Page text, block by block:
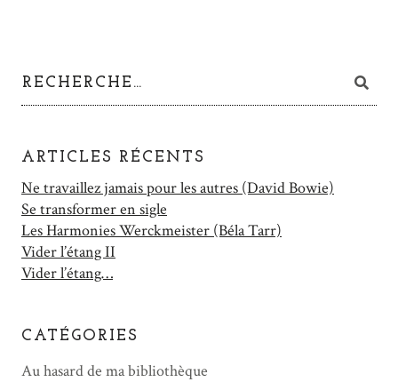
ARTICLES RÉCENTS
Ne travaillez jamais pour les autres (David Bowie)
Se transformer en sigle
Les Harmonies Werckmeister (Béla Tarr)
Vider l’étang II
Vider l’étang…
CATÉGORIES
Au hasard de ma bibliothèque